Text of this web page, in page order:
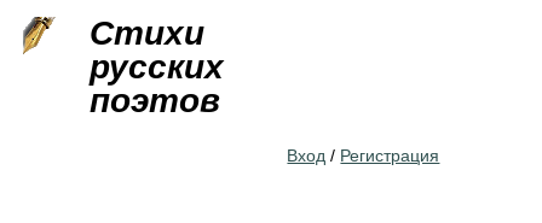
Стихи
русских
поэтов
Вход / Регистрация